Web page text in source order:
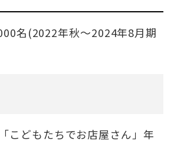
名(2022年秋～2024年8月期
こどもたちでお店屋さん」年